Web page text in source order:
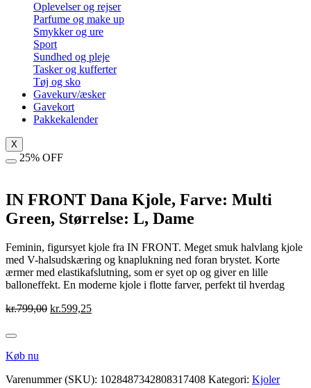
Oplevelser og rejser
Parfume og make up
Smykker og ure
Sport
Sundhed og pleje
Tasker og kufferter
Tøj og sko
Gavekurv/æsker
Gavekort
Pakkekalender
X
25% OFF
IN FRONT Dana Kjole, Farve: Multi
Green, Størrelse: L, Dame
Feminin, figursyet kjole fra IN FRONT. Meget smuk halvlang kjole
med V-halsudskæring og knaplukning ned foran brystet. Korte
ærmer med elastikafslutning, som er syet op og giver en lille
balloneffekt. En moderne kjole i flotte farver, perfekt til hverdag
kr.799,00 Den
kr.599,25Den
Køb nu
Varenummer (SKU): 1028487342808317408 Kategori: Kjoler